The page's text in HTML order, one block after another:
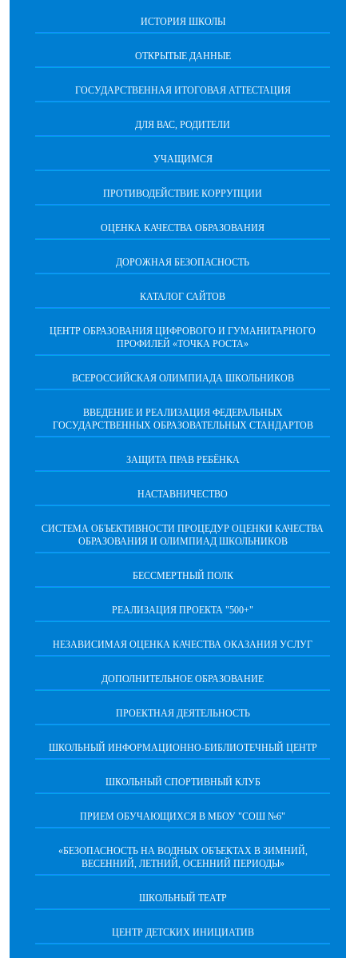
ИСТОРИЯ ШКОЛЫ
ОТКРЫТЫЕ ДАННЫЕ
ГОСУДАРСТВЕННАЯ ИТОГОВАЯ АТТЕСТАЦИЯ
ДЛЯ ВАС, РОДИТЕЛИ
УЧАЩИМСЯ
ПРОТИВОДЕЙСТВИЕ КОРРУПЦИИ
ОЦЕНКА КАЧЕСТВА ОБРАЗОВАНИЯ
ДОРОЖНАЯ БЕЗОПАСНОСТЬ
КАТАЛОГ САЙТОВ
ЦЕНТР ОБРАЗОВАНИЯ ЦИФРОВОГО И ГУМАНИТАРНОГО
ПРОФИЛЕЙ «ТОЧКА РОСТА»
ВСЕРОССИЙСКАЯ ОЛИМПИАДА ШКОЛЬНИКОВ
ВВЕДЕНИЕ И РЕАЛИЗАЦИЯ ФЕДЕРАЛЬНЫХ
ГОСУДАРСТВЕННЫХ ОБРАЗОВАТЕЛЬНЫХ СТАНДАРТОВ
ЗАЩИТА ПРАВ РЕБЁНКА
НАСТАВНИЧЕСТВО
CИСТЕМА ОБЪЕКТИВНОСТИ ПРОЦЕДУР ОЦЕНКИ КАЧЕСТВА
ОБРАЗОВАНИЯ И ОЛИМПИАД ШКОЛЬНИКОВ
БЕССМЕРТНЫЙ ПОЛК
РЕАЛИЗАЦИЯ ПРОЕКТА "500+"
НЕЗАВИСИМАЯ ОЦЕНКА КАЧЕСТВА ОКАЗАНИЯ УСЛУГ
ДОПОЛНИТЕЛЬНОЕ ОБРАЗОВАНИЕ
ПРОЕКТНАЯ ДЕЯТЕЛЬНОСТЬ
ШКОЛЬНЫЙ ИНФОРМАЦИОННО-БИБЛИОТЕЧНЫЙ ЦЕНТР
ШКОЛЬНЫЙ СПОРТИВНЫЙ КЛУБ
ПРИЕМ ОБУЧАЮЩИХСЯ В МБОУ "СОШ №6"
«БЕЗОПАСНОСТЬ НА ВОДНЫХ ОБЪЕКТАХ В ЗИМНИЙ,
ВЕСЕННИЙ, ЛЕТНИЙ, ОСЕННИЙ ПЕРИОДЫ»
ШКОЛЬНЫЙ ТЕАТР
ЦЕНТР ДЕТСКИХ ИНИЦИАТИВ